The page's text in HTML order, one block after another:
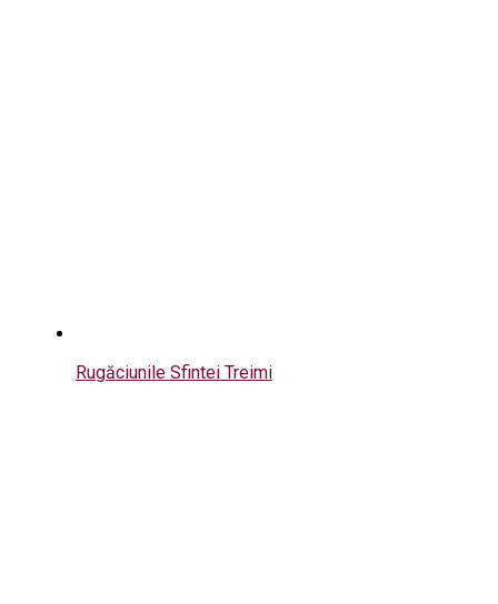
Rugăciunile Sfintei Treimi